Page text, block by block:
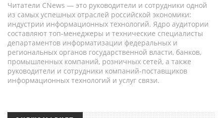
Читатели CNews — это руководители и сотрудники одной
из самых успешных отраслей российской экономики:
индустрии информационных технологий. Ядро аудитории
составляют топ-менеджеры и технические специалисты
департаментов информатизации федеральных и
региональных органов государственной власти, банков,
промышленных компаний, розничных сетей, а также
руководители и сотрудники компаний-поставщиков
информационных технологий и услуг связи.